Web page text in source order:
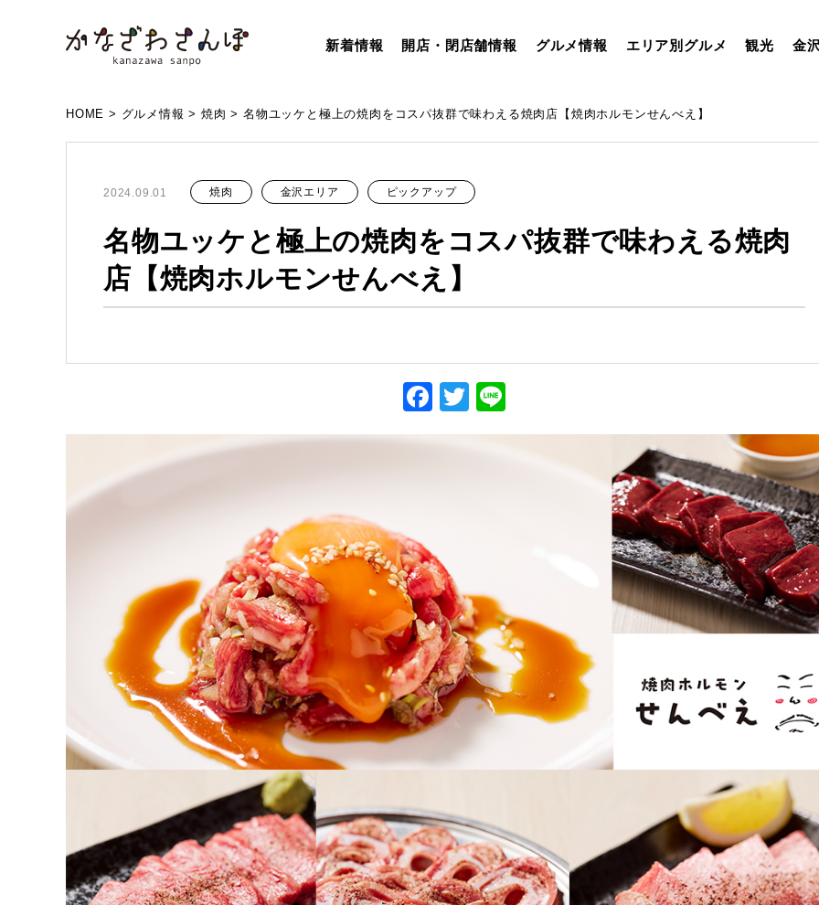
新着情報 開店・閉店舗情報 グルメ情報 エリア別グルメ 観光 金
HOME > グルメ情報 >焼肉 >名物ユッケと極上の焼肉をコスパ抜群で味わえる焼肉店【焼肉ホルモンせんべえ】
2024.09.01 焼肉 金沢エリア ピックアップ
名物ユッケと極上の焼肉をコスパ抜群で味わえる焼肉
店【焼肉ホルモンせんべえ】
Facebook
Twitter